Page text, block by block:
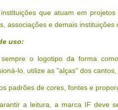
que atuam em
associações e demais
uso:
o logotipo da forma
lo, utilize as "alças" dos
padrões de cores, fontes e
a leitura, a marca IF deve